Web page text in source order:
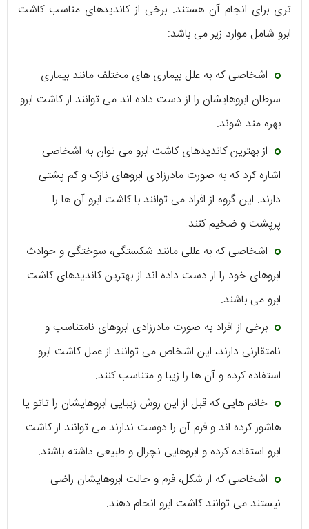
تری برای انجام آن هستند. برخی از کاندیدهای مناسب کاشت
ابرو شامل موارد زیر می باشد:
اشخاصی که به علل بیماری های مختلف مانند بیماری
سرطان ابروهایشان را از دست داده اند می توانند از کاشت ابرو
بهره مند شوند.
از بهترین کاندیدهای کاشت ابرو می توان به اشخاصی
اشاره کرد که به صورت مادرزادی ابروهای نازک و کم پشتی
دارند. این گروه از افراد می توانند با کاشت ابرو آن ها را
پرپشت و ضخیم کنند.
اشخاصی که به عللی مانند شکستگی، سوختگی و حوادث
ابروهای خود را از دست داده اند از بهترین کاندیدهای کاشت
ابرو می باشند.
برخی از افراد به صورت مادرزادی ابروهای نامتناسب و
نامتقارنی دارند، این اشخاص می توانند از عمل کاشت ابرو
استفاده کرده و آن ها را زیبا و متناسب کنند.
خانم هایی که قبل از این روش زیبایی ابروهایشان را تاتو یا
هاشور کرده اند و فرم آن را دوست ندارند می توانند از کاشت
ابرو استفاده کرده و ابروهایی نچرال و طبیعی داشته باشند.
اشخاصی که از شکل، فرم و حالت ابروهایشان راضی
نیستند می توانند کاشت ابرو انجام دهند.